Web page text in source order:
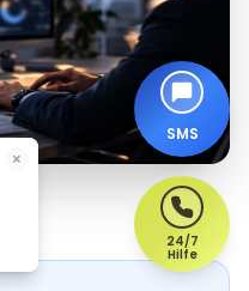
×
×
24/7
Hilfe
SMS